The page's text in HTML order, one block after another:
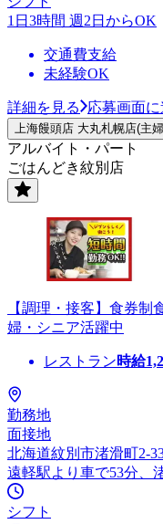
1日3時間 週2日からOK
交通費支給
未経験OK
詳細を見る 応募画面に
上海饅頭店 大丸札幌店(主
アルバイト・パート
ごはんどき紋別店
【調理・接客】食券
婦・シニア活躍中
レストラン時給
勤務地
面接地
北海道紋別市渚滑町2-
遠軽駅より車で53分、
シフト